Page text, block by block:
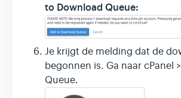
to Download Queue:
Je krijgt de melding dat de
begonnen is. Ga naar cPanel
Queue.